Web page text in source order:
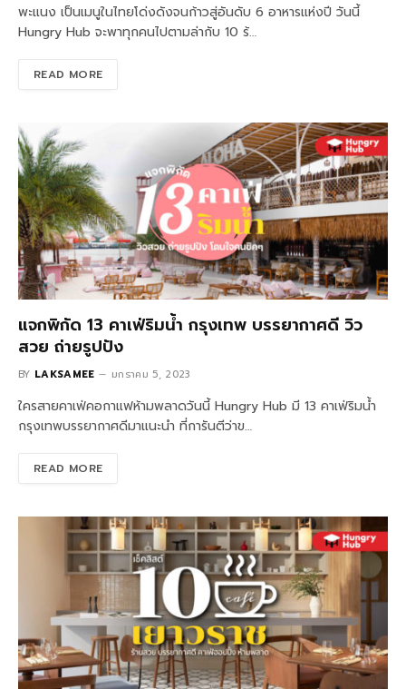
พะแนง เป็นเมนูในไทยโด่งดังจนก้าวสู่อันดับ 6 อาหารแห่งปี วันนี้
Hungry Hub จะพาทุกคนไปตามล่ากับ 10 ร้…
READ MORE
แจกพิกัด 13 คาเฟ่ริมน้ำ กรุงเทพ บรรยากาศดี วิว
สวย ถ่ายรูปปัง
BY LAKSAMEE มกราคม 5, 2023
ใครสายคาเฟ่คอกาแฟห้ามพลาดวันนี้ Hungry Hub มี 13 คาเฟ่ริมน้ำ
กรุงเทพบรรยากาศดีมาแนะนำ ที่การันตีว่าข…
READ MORE